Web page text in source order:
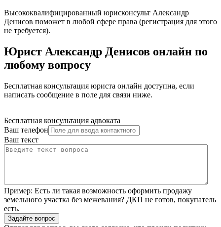
Высококвалифицированный юрисконсульт Александр
Денисов поможет в любой сфере права (регистрация для этого
не требуется).
Юрист Александр Денисов онлайн по
любому вопросу
Бесплатная консультация юриста онлайн доступна, если
написать сообщение в поле для связи ниже.
Бесплатная консультация адвоката
Ваш телефон
Ваш текст
Пример: Есть ли такая возможность оформить продажу
земельного участка без межевания? ДКП не готов, покупатель
есть.
Задайте вопрос